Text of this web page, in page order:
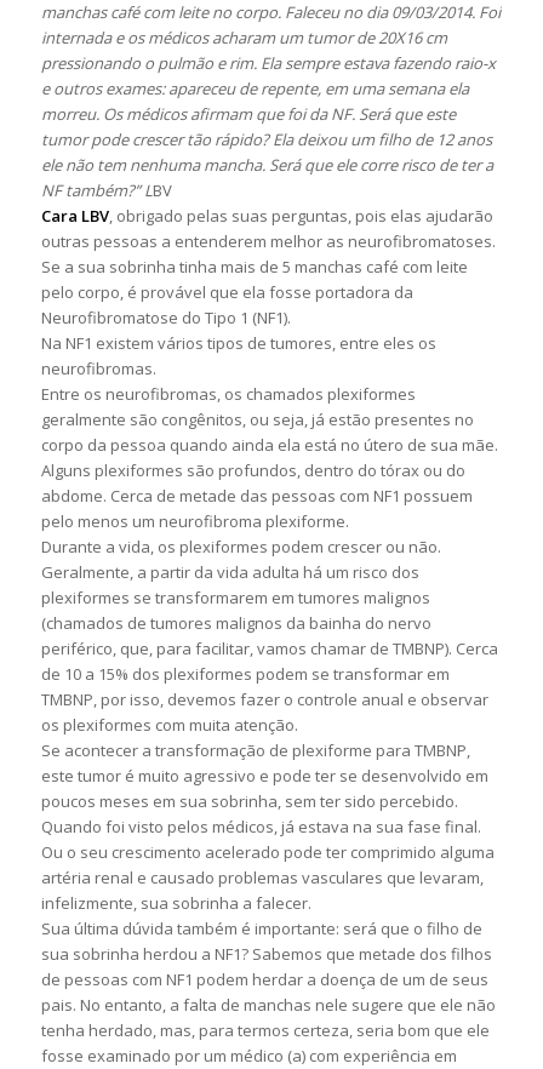
manchas café com leite no corpo. Faleceu no dia 09/03/2014. Foi
internada e os médicos acharam um tumor de 20X16 cm
pressionando o pulmão e rim. Ela sempre estava fazendo raio-x
e outros exames: apareceu de repente, em uma semana ela
morreu. Os médicos afirmam que foi da NF. Será que este
tumor pode crescer tão rápido? Ela deixou um filho de 12 anos
ele não tem nenhuma mancha. Será que ele corre risco de ter a
NF também?” LBV
Cara LBV, obrigado pelas suas perguntas, pois elas ajudarão
outras pessoas a entenderem melhor as neurofibromatoses.
Se a sua sobrinha tinha mais de 5 manchas café com leite
pelo corpo, é provável que ela fosse portadora da
Neurofibromatose do Tipo 1 (NF1).
Na NF1 existem vários tipos de tumores, entre eles os
neurofibromas.
Entre os neurofibromas, os chamados plexiformes
geralmente são congênitos, ou seja, já estão presentes no
corpo da pessoa quando ainda ela está no útero de sua mãe.
Alguns plexiformes são profundos, dentro do tórax ou do
abdome. Cerca de metade das pessoas com NF1 possuem
pelo menos um neurofibroma plexiforme.
Durante a vida, os plexiformes podem crescer ou não.
Geralmente, a partir da vida adulta há um risco dos
plexiformes se transformarem em tumores malignos
(chamados de tumores malignos da bainha do nervo
periférico, que, para facilitar, vamos chamar de TMBNP). Cerca
de 10 a 15% dos plexiformes podem se transformar em
TMBNP, por isso, devemos fazer o controle anual e observar
os plexiformes com muita atenção.
Se acontecer a transformação de plexiforme para TMBNP,
este tumor é muito agressivo e pode ter se desenvolvido em
poucos meses em sua sobrinha, sem ter sido percebido.
Quando foi visto pelos médicos, já estava na sua fase final.
Ou o seu crescimento acelerado pode ter comprimido alguma
artéria renal e causado problemas vasculares que levaram,
infelizmente, sua sobrinha a falecer.
Sua última dúvida também é importante: será que o filho de
sua sobrinha herdou a NF1? Sabemos que metade dos filhos
de pessoas com NF1 podem herdar a doença de um de seus
pais. No entanto, a falta de manchas nele sugere que ele não
tenha herdado, mas, para termos certeza, seria bom que ele
fosse examinado por um médico (a) com experiência em